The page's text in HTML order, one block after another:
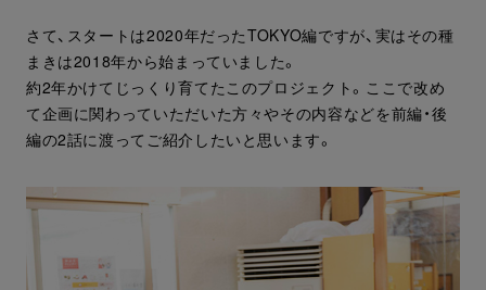
さて、スタートは2020年だったTOKYO編ですが、実はその種
まきは2018年から始まっていました。
約2年かけてじっくり育てたこのプロジェクト。ここで改め
て企画に関わっていただいた方々やその内容などを前編・後
編の2話に渡ってご紹介したいと思います。